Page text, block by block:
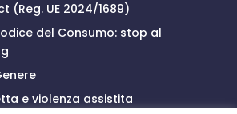
(Reg. UE 2024/1689)
del Consumo: stop al
e violenza assistita